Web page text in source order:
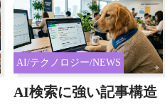
AI/テクノロジー/NEWS
AI検索に強い記事構造